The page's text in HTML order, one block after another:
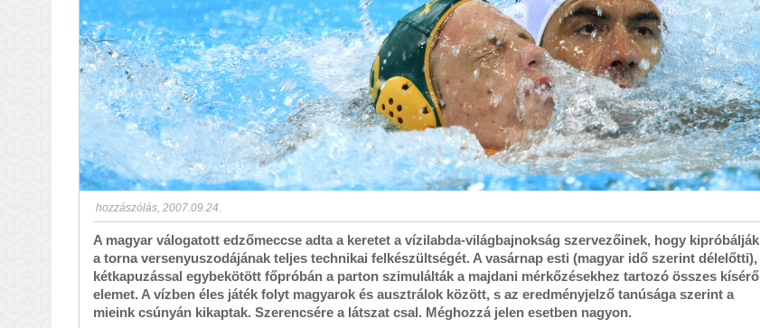
hozzászólás, 2007.09.24.
A magyar válogatott edzőmeccse adta a keretet a vízilabda-világbajnokság szervezőinek, hogy kipróbálják
a torna versenyuszodájának teljes technikai felkészültségét. A vasárnap esti (magyar idő szerint délelőtti),
kétkapuzással egybekötött főpróbán a parton szimulálták a majdani mérkőzésekhez tartozó összes kísérő
elemet. A vízben éles játék folyt magyarok és ausztrálok között, s az eredményjelző tanúsága szerint a
mieink csúnyán kikaptak. Szerencsére a látszat csal. Méghozzá jelen esetben nagyon.